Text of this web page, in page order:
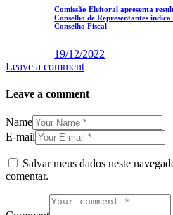
Comissão Eleitoral apresenta
Conselho de Representantes
Conselho Fiscal
19/12/2022
Leave a comment
Leave a comment
Name
E-mail
Salvar meus dados neste
comentar.